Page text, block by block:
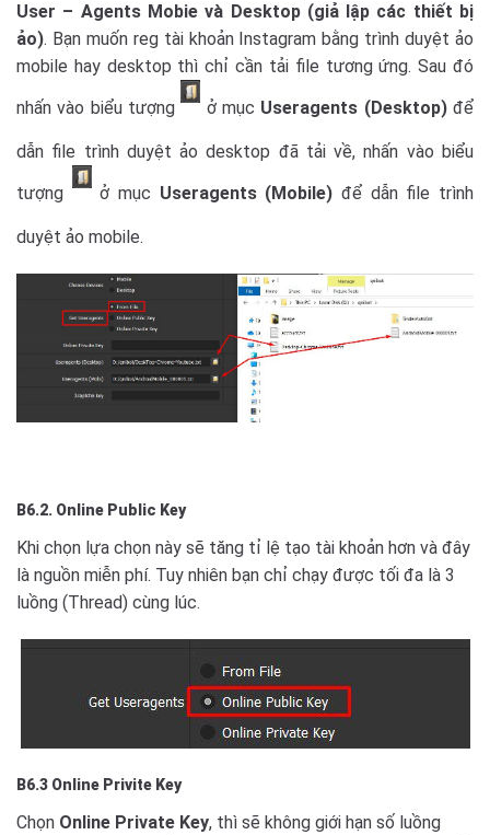
User – Agents Mobie và Desktop (giả lập các thiết bị
ảo). Bạn muốn reg tài khoản Instagram bằng trình duyệt ảo
mobile hay desktop thì chỉ cần tải file tương ứng. Sau đó
nhấn vào biểu tượng
ở mục Useragents (Desktop)để
dẫn file trình duyệt ảo desktop đã tải về, nhấn vào biểu
tượng
ở mục Useragents (Mobile) để dẫn file trình
duyệt ảo mobile.
B6.2. Online Public Key
Khi chọn lựa chọn này sẽ tăng tỉ lệ tạo tài khoản hơn và đây
là nguồn miễn phí. Tuy nhiên bạn chỉ chạy được tối đa là 3
luồng (Thread) cùng lúc.
B6.3 Online Privite Key
Chọn Online Private Key, thì sẽ không giới hạn số luồng